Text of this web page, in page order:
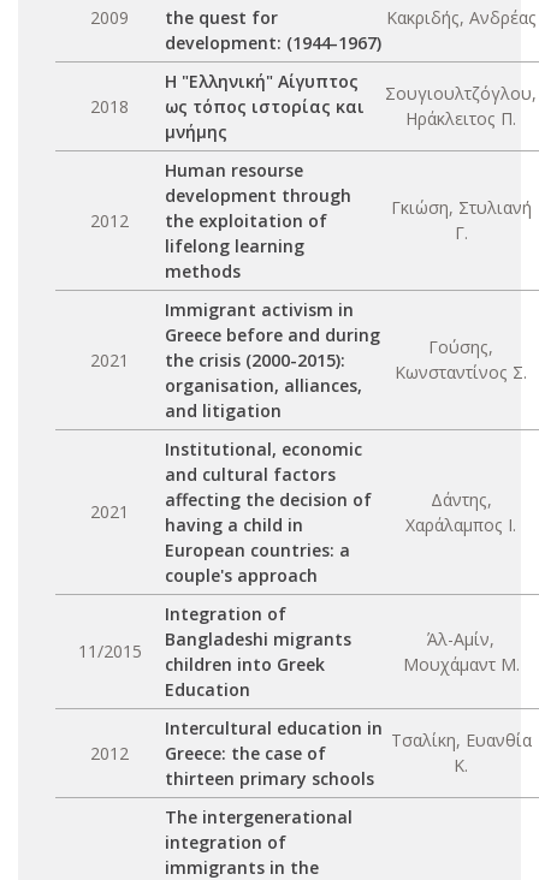
2009
the quest for
development: (1944-1967)
Κακριδής, Ανδρέας
2018
H "Eλληνική" Αίγυπτος
ως τόπος ιστορίας και
μνήμης
Σουγιουλτζόγλου,
Ηράκλειτος Π.
2012
Human resourse
development through
the exploitation of
lifelong learning
methods
Γκιώση, Στυλιανή
Γ.
2021
Immigrant activism in
Greece before and during
the crisis (2000-2015):
organisation, alliances,
and litigation
Γούσης,
Κωνσταντίνος Σ.
2021
Institutional, economic
and cultural factors
affecting the decision of
having a child in
European countries: a
couple's approach
Δάντης,
Χαράλαμπος Ι.
11/2015
Integration of
Bangladeshi migrants
children into Greek
Education
Άλ-Αμίν,
Μουχάμαντ Μ.
2012
Intercultural education in
Greece: the case of
thirteen primary schools
Τσαλίκη, Ευανθία
Κ.
The intergenerational
integration of
immigrants in the